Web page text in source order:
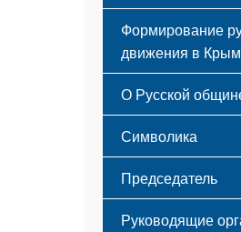
Формирование
движения в
Русский Крым
О Русской
Этапы
Принципы
Структура
Мероприятия
Символика
Флаг
Герб
Гимн
Председатель
Руководящие